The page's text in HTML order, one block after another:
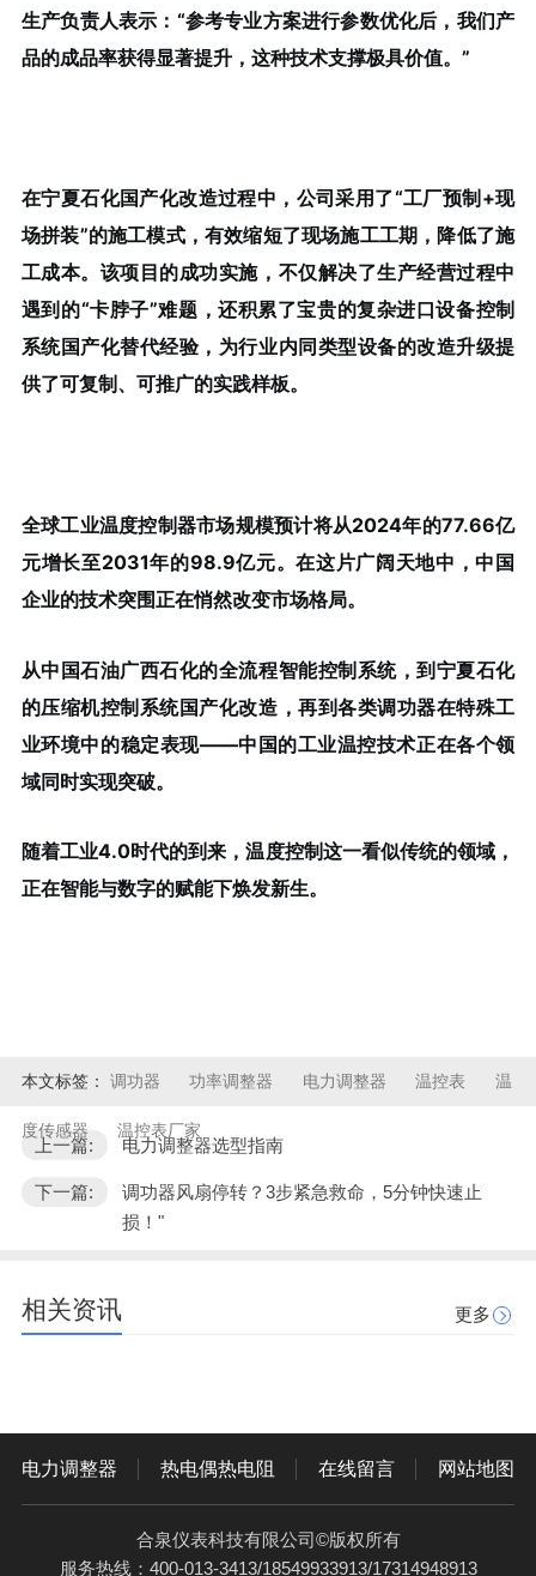
生产负责人表示：“参考专业方案进行参数优化后，我们产
品的成品率获得显著提升，这种技术支撑极具价值。”
在宁夏石化国产化改造过程中，公司采用了“工厂预制+现
场拼装”的施工模式，有效缩短了现场施工工期，降低了施
工成本。该项目的成功实施，不仅解决了生产经营过程中
遇到的“卡脖子”难题，还积累了宝贵的复杂进口设备控制
系统国产化替代经验，为行业内同类型设备的改造升级提
供了可复制、可推广的实践样板。
全球工业温度控制器市场规模预计将从2024年的77.66亿
元增长至2031年的98.9亿元。在这片广阔天地中，中国
企业的技术突围正在悄然改变市场格局。
从中国石油广西石化的全流程智能控制系统，到宁夏石化
的压缩机控制系统国产化改造，再到各类调功器在特殊工
业环境中的稳定表现——中国的工业温控技术正在各个领
域同时实现突破。
随着工业4.0时代的到来，温度控制这一看似传统的领域，
正在智能与数字的赋能下焕发新生。
本文标签： 调功器 功率调整器 电力调整器 温控表 温
度传感器 温控表厂家
上一篇: 电力调整器选型指南
下一篇:
调功器风扇停转？3步紧急救命，5分钟快速止
损！"
相关资讯 更多
电力调整器 热电偶热电阻 在线留言 网站地图
合泉仪表科技有限公司©版权所有
服务热线：400-013-3413/18549933913/17314948913